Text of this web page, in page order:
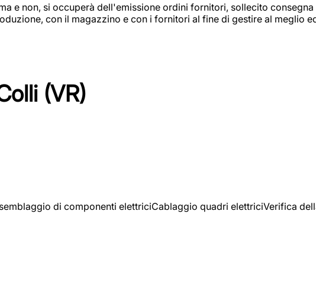
e non, si occuperà dell'emissione ordini fornitori, sollecito consegna
con il magazzino e con i fornitori al fine di gestire al meglio
(VR)
di componenti elettriciCablaggio quadri elettriciVerifica